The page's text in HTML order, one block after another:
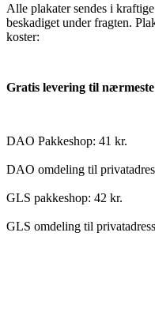
Alle plakater sendes i
beskadiget under fragten.
koster:
Gratis levering til
DAO Pakkeshop: 41 kr.
DAO omdeling til
GLS pakkeshop: 42 kr.
GLS omdeling til